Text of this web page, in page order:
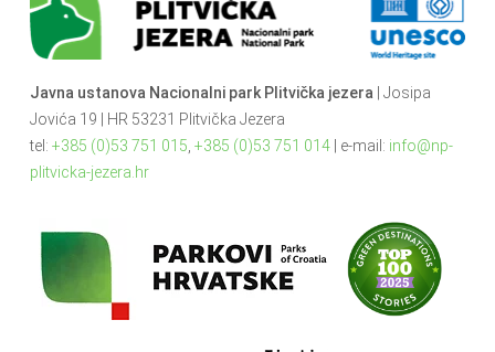
Javna ustanova Nacionalni park Plitvička jezera| Josipa
Jovića 19 | HR 53231 Plitvička Jezera
tel: +385 (0)53 751 015, +385 (0)53 751 014| e-mail: info@np-
plitvicka-jezera.hr